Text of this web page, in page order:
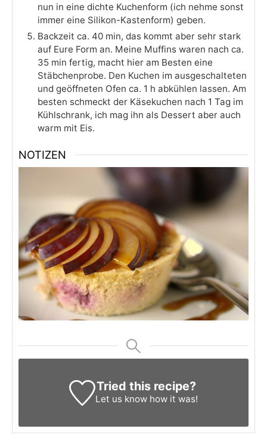
nun in eine dichte Kuchenform (ich nehme sonst
immer eine Silikon-Kastenform) geben.
Backzeit ca. 40 min, das kommt aber sehr stark
auf Eure Form an. Meine Muffins waren nach ca.
35 min fertig, macht hier am Besten eine
Stäbchenprobe. Den Kuchen im ausgeschalteten
und geöffneten Ofen ca. 1 h abkühlen lassen. Am
besten schmeckt der Käsekuchen nach 1 Tag im
Kühlschrank, ich mag ihn als Dessert aber auch
warm mit Eis.
NOTIZEN
Tried this recipe?
Let us knowhow it was!